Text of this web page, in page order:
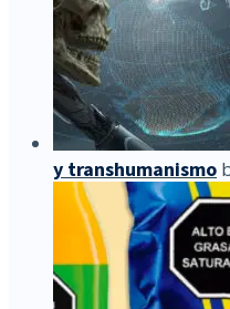
y transhumanismo